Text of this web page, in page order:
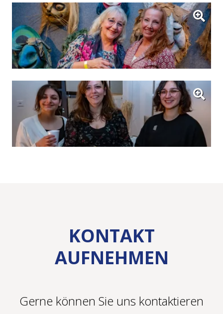
KONTAKT
AUFNEHMEN
Gerne können Sie uns kontaktieren